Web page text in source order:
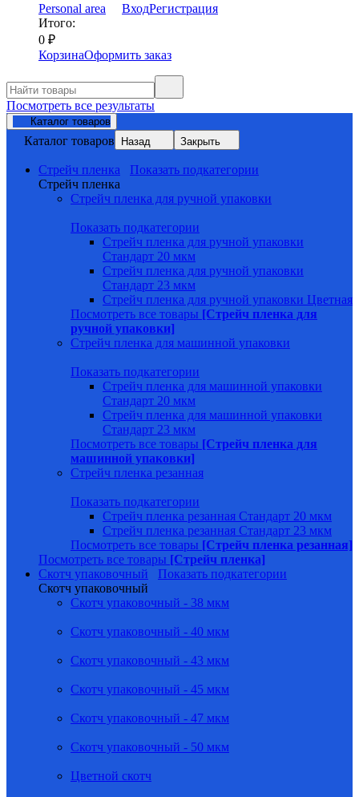
Personal area ВходРегистрация
Итого:
0 ₽
КорзинаОформить заказ
Посмотреть все результаты
Каталог товаров
Каталог товаров Назад Закрыть
Стрейч пленка
Показать подкатегории
Стрейч пленка
Стрейч пленка для ручной упаковки
Показать подкатегории
Стрейч пленка для ручной упаковки
Стандарт 20 мкм
Стрейч пленка для ручной упаковки
Стандарт 23 мкм
Стрейч пленка для ручной упаковки Цветная
Посмотреть все товары [Стрейч пленка для
ручной упаковки]
Стрейч пленка для машинной упаковки
Показать подкатегории
Стрейч пленка для машинной упаковки
Стандарт 20 мкм
Стрейч пленка для машинной упаковки
Стандарт 23 мкм
Посмотреть все товары [Стрейч пленка для
машинной упаковки]
Стрейч пленка резанная
Показать подкатегории
Стрейч пленка резанная Стандарт 20 мкм
Стрейч пленка резанная Стандарт 23 мкм
Посмотреть все товары [Стрейч пленка резанная]
Посмотреть все товары [Стрейч пленка]
Скотч упаковочный
Показать подкатегории
Скотч упаковочный
Скотч упаковочный - 38 мкм
Скотч упаковочный - 40 мкм
Скотч упаковочный - 43 мкм
Скотч упаковочный - 45 мкм
Скотч упаковочный - 47 мкм
Скотч упаковочный - 50 мкм
Цветной скотч